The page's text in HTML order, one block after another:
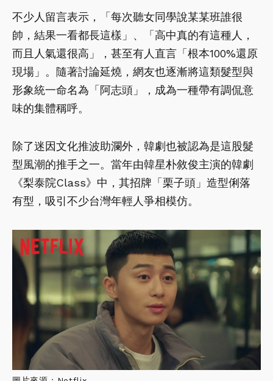
不少人留言表示，「每次聽女同學說某某班誰很
帥，結果一看都長這樣」、「高中真的有這種人，
而且人氣還很高」，甚至有人直言「根本100%還原
現場」。隨著討論延燒，網友也逐漸將這類髮型與
形象統一命名為「阿志頭」，成為一種帶有調侃意
味的集體稱呼。
除了迷因文化推波助瀾外，韓劇也被認為是這股髮
型風潮的推手之一。當年由韓星朴敘俊主演的韓劇
《梨泰院Class》中，其招牌「栗子頭」造型俐落
有型，吸引不少台灣年輕人爭相模仿。